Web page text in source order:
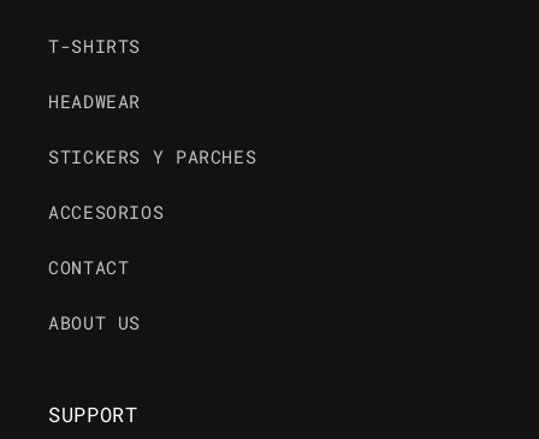
T-SHIRTS
HEADWEAR
STICKERS Y PARCHES
ACCESORIOS
CONTACT
ABOUT US
SUPPORT